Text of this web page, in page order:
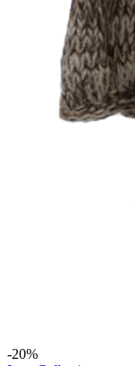
-20%